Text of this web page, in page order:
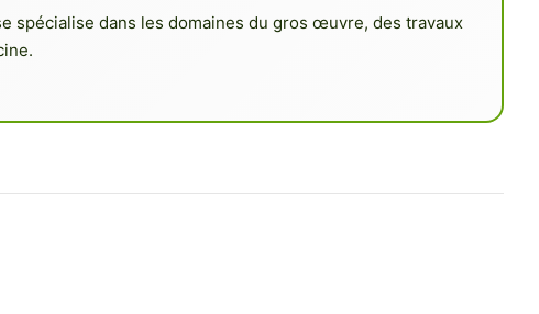
spécialise dans les domaines du gros œuvre, des travaux